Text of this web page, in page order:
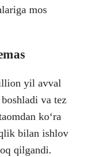
mos
yil avval
va tez
koʻra
bilan ishlov
qilgandi.